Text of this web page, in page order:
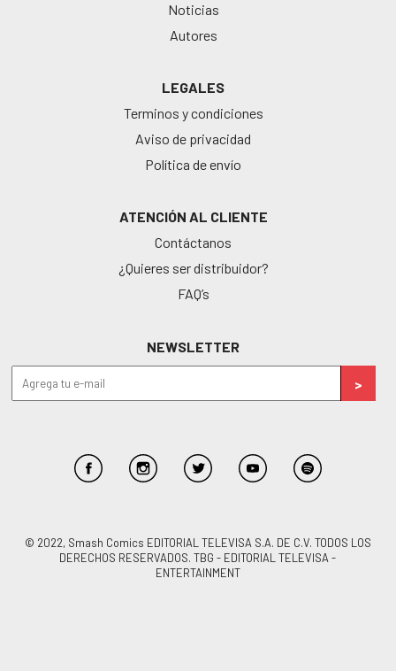
Noticias
Autores
LEGALES
Terminos y condiciones
Aviso de privacidad
Política de envío
ATENCIÓN AL CLIENTE
Contáctanos
¿Quieres ser distribuidor?
FAQ’s
NEWSLETTER
© 2022, Smash Comics EDITORIAL TELEVISA S.A. DE C.V. TODOS LOS
DERECHOS RESERVADOS. TBG - EDITORIAL TELEVISA -
ENTERTAINMENT